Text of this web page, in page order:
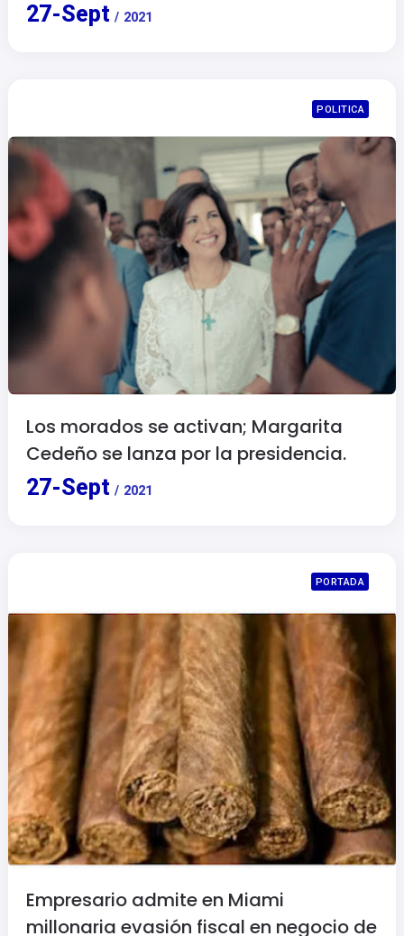
27-Sept / 2021
POLITICA
Los morados se activan; Margarita
Cedeño se lanza por la presidencia.
27-Sept / 2021
PORTADA
Empresario admite en Miami
millonaria evasión fiscal en negocio de